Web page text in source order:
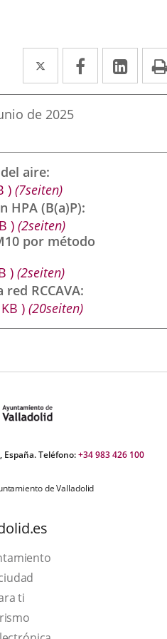
Twitter
Enlace
a
una
externa.
Facebook
Enlace
a
externa.
a
de 2025
aire
) (7seiten)
HPA (B(a)P)
) (2seiten)
por método
) (2seiten)
RCCAVA
KB ) (20seiten)
España. Teléfono:+34 983 426 100
de Valladolid
ti
This